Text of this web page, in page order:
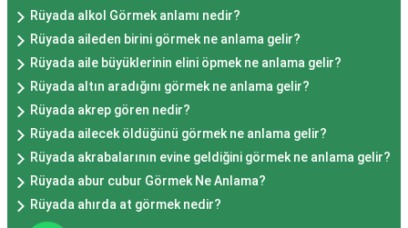
Rüyada alkol Görmek anlamı nedir?
Rüyada aileden birini görmek ne anlama gelir?
Rüyada aile büyüklerinin elini öpmek ne anlama gelir?
Rüyada altın aradığını görmek ne anlama gelir?
Rüyada akrep gören nedir?
Rüyada ailecek öldüğünü görmek ne anlama gelir?
Rüyada akrabalarının evine geldiğini görmek ne anlama gelir?
Rüyada abur cubur Görmek Ne Anlama?
Rüyada ahırda at görmek nedir?